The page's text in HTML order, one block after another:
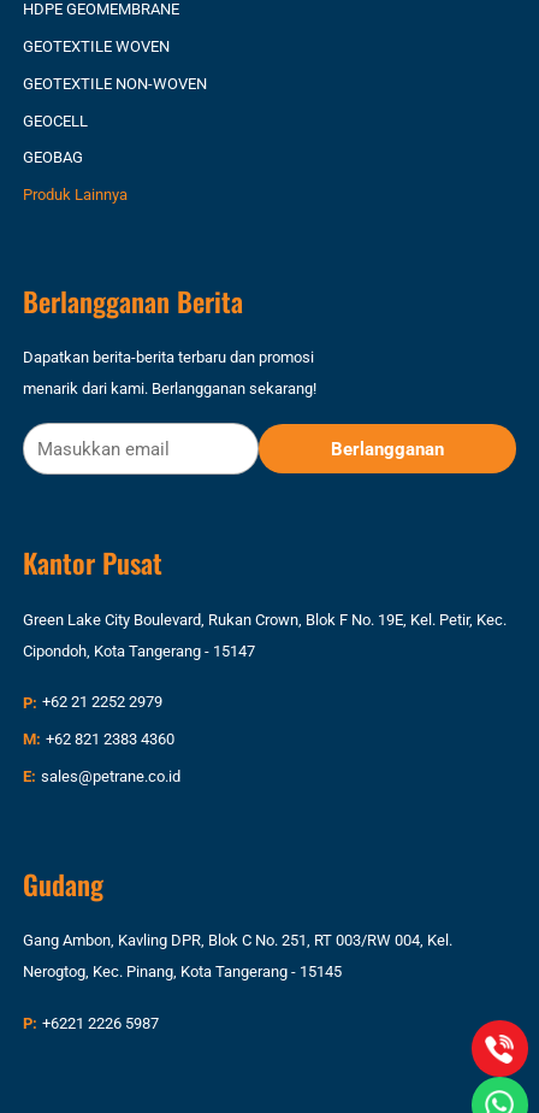
HDPE GEOMEMBRANE
GEOTEXTILE WOVEN
GEOTEXTILE NON-WOVEN
GEOCELL
GEOBAG
Produk Lainnya
Berlangganan Berita
Dapatkan berita-berita terbaru dan promosi
menarik dari kami. Berlangganan sekarang!
Kantor Pusat
Green Lake City Boulevard, Rukan Crown, Blok F No. 19E, Kel. Petir, Kec.
Cipondoh, Kota Tangerang - 15147
P: +62 21 2252 2979
M: +62 821 2383 4360
E: sales@petrane.co.id
Gudang
Gang Ambon, Kavling DPR, Blok C No. 251, RT 003/RW 004, Kel.
Nerogtog, Kec. Pinang, Kota Tangerang - 15145
P: +6221 2226 5987